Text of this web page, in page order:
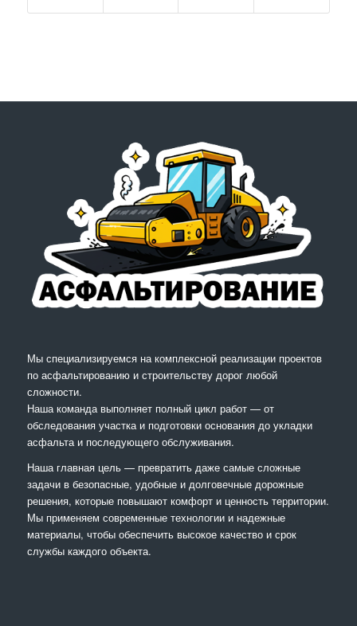
Мы специализируемся на комплексной реализации проектов
по асфальтированию и строительству дорог любой
сложности.
Наша команда выполняет полный цикл работ — от
обследования участка и подготовки основания до укладки
асфальта и последующего обслуживания.
Наша главная цель — превратить даже самые сложные
задачи в безопасные, удобные и долговечные дорожные
решения, которые повышают комфорт и ценность территории.
Мы применяем современные технологии и надежные
материалы, чтобы обеспечить высокое качество и срок
службы каждого объекта.